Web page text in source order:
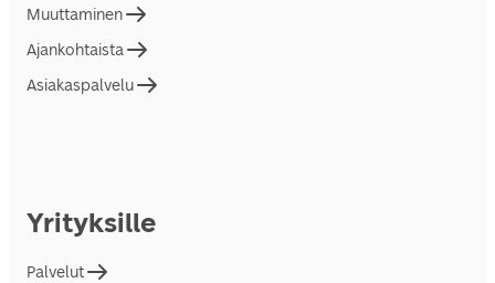
Muuttaminen
Ajankohtaista
Asiakaspalvelu
Yrityksille
Palvelut